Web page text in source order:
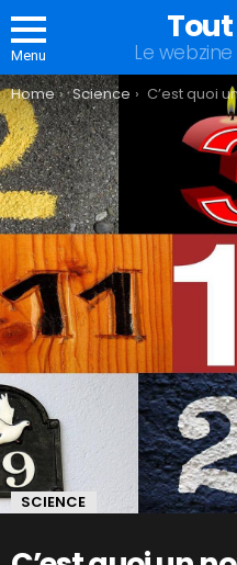
Menu Le
You are here:
Home Science C’est quoi un nombre
SCIENCE